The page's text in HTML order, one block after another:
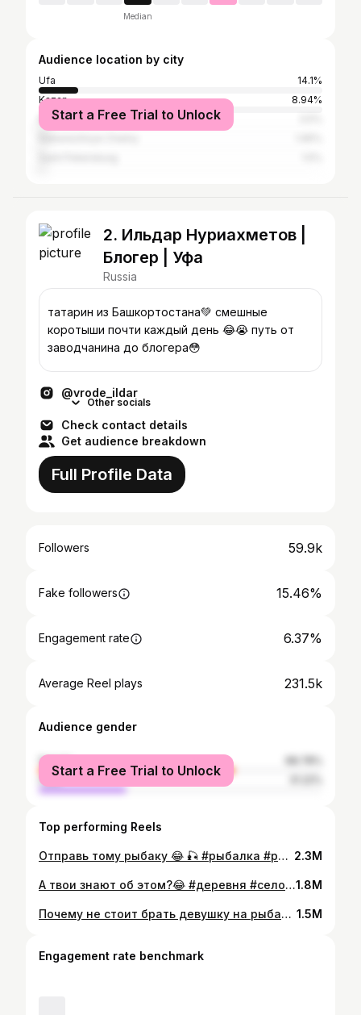
Median
Audience location by city
Ufa
14.1%
Kazan
8.94%
Moscow
Start a Free Trial to Unlock
2. Ильдар Нуриахметов |
Блогер | Уфа
Russia
татарин из Башкортостана💚 смешные
коротыши почти каждый день 😂😭 путь от
заводчанина до блогера😳
@vrode_ildar
Other socials
Check contact details
Get audience breakdown
Full Profile Data
Followers 59.9k
Fake followers 15.46%
Engagement rate 6.37%
Average Reel plays 231.5k
Audience gender
female
male
Start a Free Trial to Unlock
Top performing Reels
Отправь тому рыбаку 😂 🎣 #рыбалка #рыба #рыбак #татарстан #башкортостан #башкирия #татары #татар #татарча #татарлар #татарскаякухня #татарскаяэстрада #татарка #татарин #башкиры #башкирскаяэстрада #уфа #казань #челны #чаллы #стерлитамак #октябрьский #нефтекамск #белебей #ишимбай #салават #бирск #сибай #альметьевск #рыбалка2019 2.3M
А твои знают об этом?😂 #деревня #село #огород #родители #дети #семья #татарстан #башкортостан #башкирия #татары #татар #татарча #татарлар #татарскаякухня #татарскаяэстрада #татарка #татарин #башкиры #уфа #казань #челны #чаллы #стерлитамак #октябрьский #нефтекамск #белебей #ишимбай #салават #бирск #альметьевск1.8M
Почему не стоит брать девушку на рыбалку😂 #татарстан #башкортостан #уфа #казань #татары#татарин #татарка #татарча #татарлар #татар #башкирия #стерлитамак #салават #октябрьский #нефтекамск #кызык #татарэстрадасы #рыбалка #рыбаки #рыба #рыбак 1.5M
Engagement rate benchmark